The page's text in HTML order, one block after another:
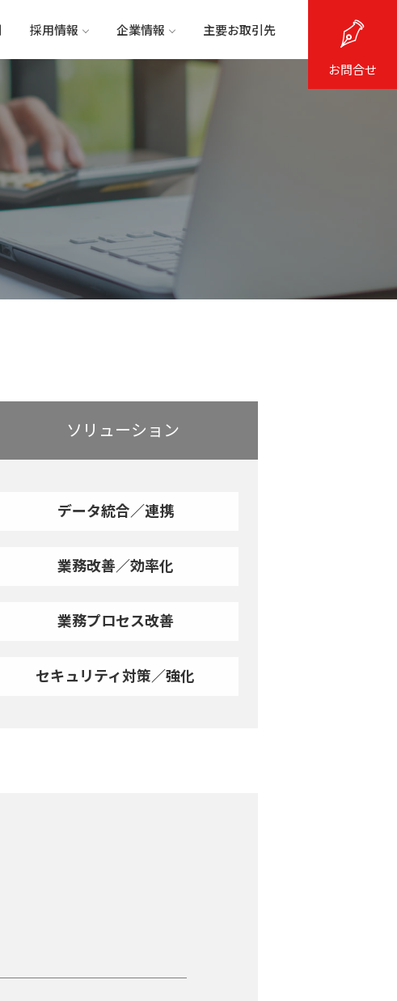
採用情報 企業情報 主要お取引先
お問合せ
ソリューション
データ統合／連携
業務改善／効率化
業務プロセス改善
セキュリティ対策／強化